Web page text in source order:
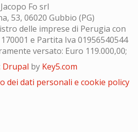
Jacopo Fo srl
53, 06020 Gubbio (PG)
delle imprese di Perugia con
e Partita Iva 01956540544
versato: Euro 119.000,00;
Drupal by Key5.com
dei dati personali e cookie policy